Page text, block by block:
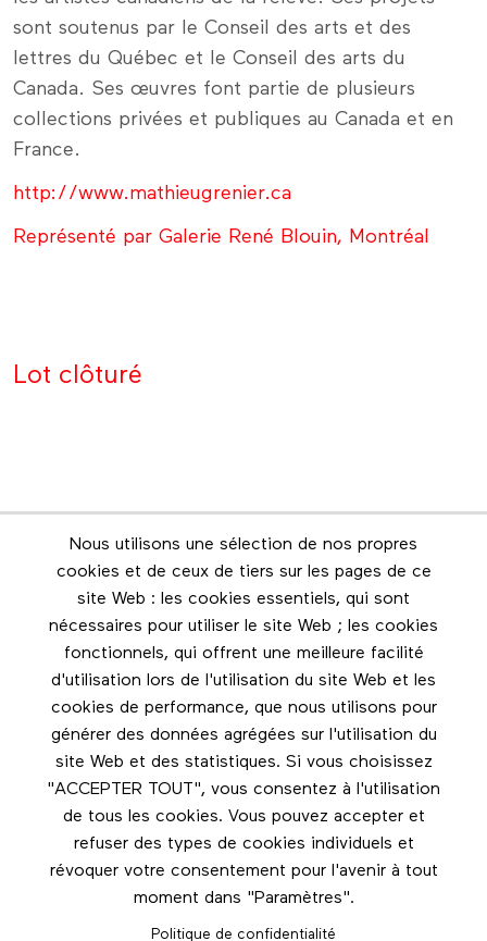
sont soutenus par le Conseil des arts et des
lettres du Québec et le Conseil des arts du
Canada. Ses œuvres font partie de plusieurs
collections privées et publiques au Canada et en
France.
http://www.mathieugrenier.ca
Représenté par Galerie René Blouin, Montréal
Lot clôturé
Nous utilisons une sélection de nos propres
cookies et de ceux de tiers sur les pages de ce
site Web : les cookies essentiels, qui sont
nécessaires pour utiliser le site Web ; les cookies
fonctionnels, qui offrent une meilleure facilité
d'utilisation lors de l'utilisation du site Web et les
cookies de performance, que nous utilisons pour
générer des données agrégées sur l'utilisation du
site Web et des statistiques. Si vous choisissez
"ACCEPTER TOUT", vous consentez à l'utilisation
de tous les cookies. Vous pouvez accepter et
refuser des types de cookies individuels et
révoquer votre consentement pour l'avenir à tout
moment dans "Paramètres".
Politique de confidentialité
Infolettre
Restez en contact grâce à l'infolettre
Footer menu
Les éditions Esse
Instagram
Facebook
Nous contacter